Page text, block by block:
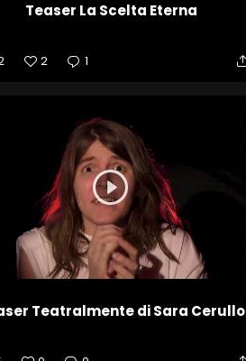
Teaser La Scelta Eterna
2 1
Teatralmente di Sara Cerullo